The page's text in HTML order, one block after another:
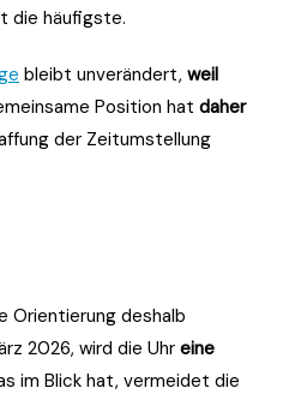
die häufigste.
bleibt unverändert, weil
Position hat daher
der Zeitumstellung
Orientierung deshalb
2026, wird die Uhr eine
im Blick hat, vermeidet die